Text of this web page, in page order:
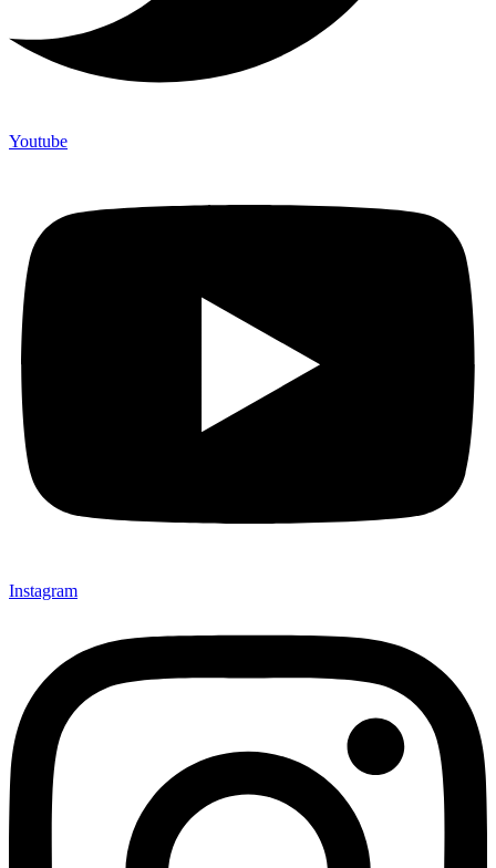
Youtube
Instagram